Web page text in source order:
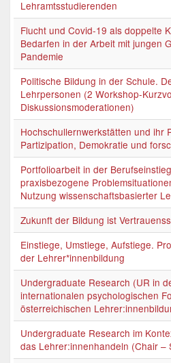
Lehramtsstudierenden
Flucht und Covid-19 als doppelte
Bedarfen in der Arbeit mit jungen
Pandemie
Politische Bildung in der Schule.
Lehrpersonen (2 Workshop-
Diskussionsmoderationen)
Hochschullernwerkstätten und ihr
Partizipation, Demokratie und
Portfolioarbeit in der
praxisbezogene
Nutzung wissenschaftsbasierter
Zukunft der Bildung ist
Einstiege, Umstiege, Aufstiege.
der Lehrer*innenbildung
Undergraduate Research (UR in
internationalen psychologischen
österreichischen
Undergraduate Research im
das Lehrer:innenhandeln (Chair –